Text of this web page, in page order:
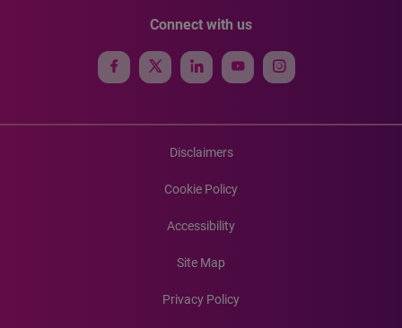
Connect with us
Disclaimers
Cookie Policy
Accessibility
Site Map
Privacy Policy